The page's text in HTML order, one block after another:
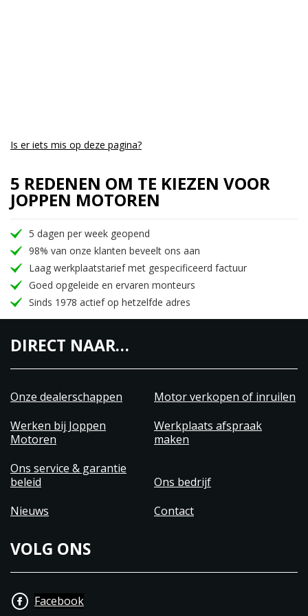
Is er iets mis op deze pagina?
5 REDENEN OM TE KIEZEN VOOR
JOPPEN MOTOREN
5 dagen per week geopend
98% van onze klanten beveelt ons aan
Laag werkplaatstarief met gespecificeerd factuur
Goed opgeleide en ervaren monteurs
Sinds 1978 actief op hetzelfde adres
DIRECT NAAR…
Onze dealerschappen
Motor verkopen of inruilen
Werken bij Joppen
Motoren
Werkplaats afspraak
maken
Ons service & garantie
beleid
Ons bedrijf
Nieuws
Contact
VOLG ONS
Facebook